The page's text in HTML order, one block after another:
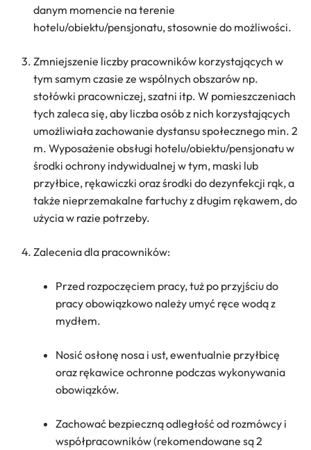
danym momencie na terenie
hotelu/obiektu/pensjonatu, stosownie do możliwości.
Zmniejszenie liczby pracowników korzystających w
tym samym czasie ze wspólnych obszarów np.
stołówki pracowniczej, szatni itp. W pomieszczeniach
tych zaleca się, aby liczba osób z nich korzystających
umożliwiała zachowanie dystansu społecznego min. 2
m. Wyposażenie obsługi hotelu/obiektu/pensjonatu w
środki ochrony indywidualnej w tym, maski lub
przyłbice, rękawiczki oraz środki do dezynfekcji rąk, a
także nieprzemakalne fartuchy z długim rękawem, do
użycia w razie potrzeby.
Zalecenia dla pracowników:
Przed rozpoczęciem pracy, tuż po przyjściu do
pracy obowiązkowo należy umyć ręce wodą z
mydłem.
Nosić osłonę nosa i ust, ewentualnie przyłbicę
oraz rękawice ochronne podczas wykonywania
obowiązków.
Zachować bezpieczną odległość od rozmówcy i
współpracowników (rekomendowane są 2